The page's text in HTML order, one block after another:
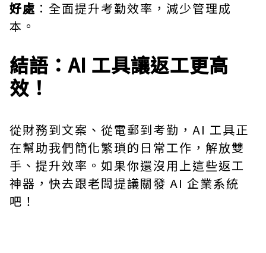
好處 ：全面提升考勤效率，減少管理成
本。
結語：AI 工具讓返工更高
效！
從財務到文案、從電郵到考勤，AI 工具正
在幫助我們簡化繁瑣的日常工作，解放雙
手、提升效率。如果你還沒用上這些返工
神器，快去跟老闆提議關發 AI 企業系統
吧！